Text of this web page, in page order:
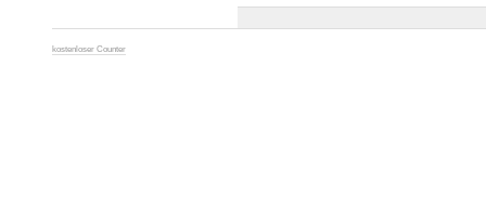
kostenloser Counter